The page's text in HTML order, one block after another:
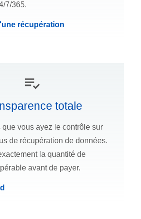
7/365.
récupération
totale
que vous ayez le contrôle sur
de récupération de données.
la quantité de
avant de payer.